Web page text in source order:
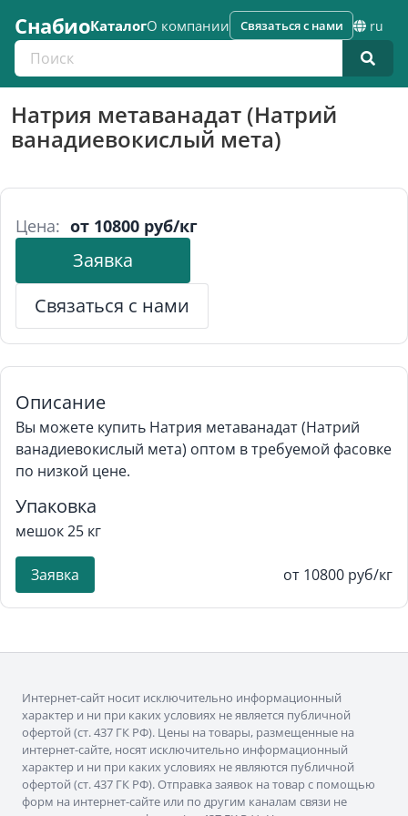
СнабиоКаталогО компании
Поиск по каталогу
Связаться с нами ru
Натрия метаванадат (Натрий
ванадиевокислый мета)
Цена: от 10800 руб/кг
Заявка
Связаться с нами
Описание
Вы можете купить Натрия метаванадат (Натрий
ванадиевокислый мета) оптом в требуемой фасовке
по низкой цене.
Упаковка
мешок 25 кг
Заявка от 10800 руб/кг
Интернет-сайт носит исключительно информационный
характер и ни при каких условиях не является публичной
офертой (ст. 437 ГК РФ). Цены на товары, размещенные на
интернет-сайте, носят исключительно информационный
характер и ни при каких условиях не являются публичной
офертой (ст. 437 ГК РФ). Отправка заявок на товар с помощью
форм на интернет-сайте или по другим каналам связи не